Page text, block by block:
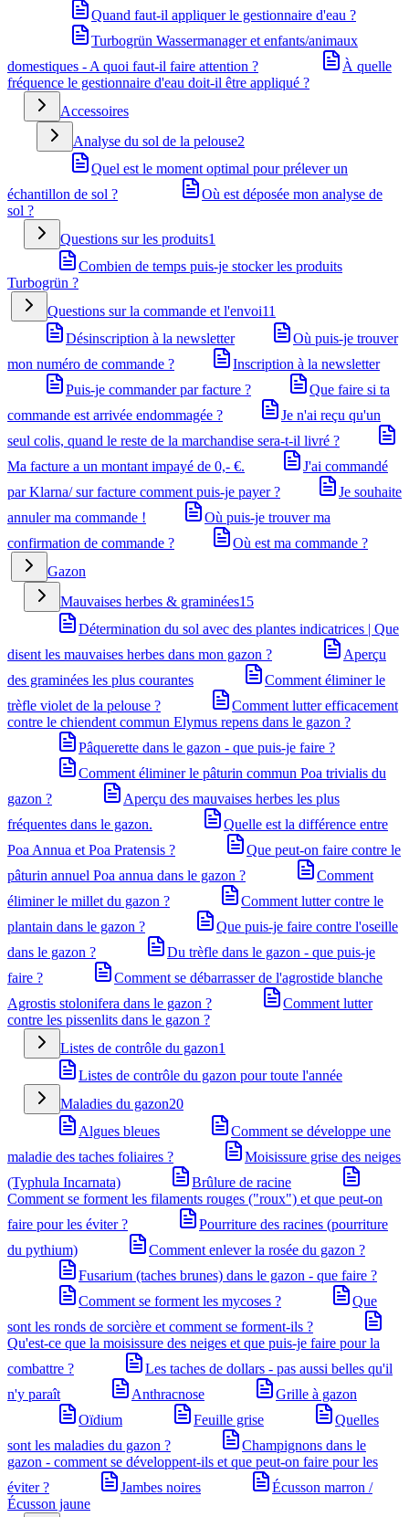
Quand faut-il appliquer le gestionnaire d'eau ?
Turbogrün Wassermanager et enfants/animaux
domestiques - A quoi faut-il faire attention ?
À quelle
fréquence le gestionnaire d'eau doit-il être appliqué ?
Accessoires
Analyse du sol de la pelouse2
Quel est le moment optimal pour prélever un
échantillon de sol ?
Où est déposée mon analyse de
sol ?
Questions sur les produits1
Combien de temps puis-je stocker les produits
Turbogrün ?
Questions sur la commande et l'envoi11
Désinscription à la newsletter
Où puis-je trouver
mon numéro de commande ?
Inscription à la newsletter
Puis-je commander par facture ?
Que faire si ta
commande est arrivée endommagée ?
Je n'ai reçu qu'un
seul colis, quand le reste de la marchandise sera-t-il livré ?
Ma facture a un montant impayé de 0,- €.
J'ai commandé
par Klarna/ sur facture comment puis-je payer ?
Je souhaite
annuler ma commande !
Où puis-je trouver ma
confirmation de commande ?
Où est ma commande ?
Gazon
Mauvaises herbes & graminées15
Détermination du sol avec des plantes indicatrices | Que
disent les mauvaises herbes dans mon gazon ?
Aperçu
des graminées les plus courantes
Comment éliminer le
trèfle violet de la pelouse ?
Comment lutter efficacement
contre le chiendent commun Elymus repens dans le gazon ?
Pâquerette dans le gazon - que puis-je faire ?
Comment éliminer le pâturin commun Poa trivialis du
gazon ?
Aperçu des mauvaises herbes les plus
fréquentes dans le gazon.
Quelle est la différence entre
Poa Annua et Poa Pratensis ?
Que peut-on faire contre le
pâturin annuel Poa annua dans le gazon ?
Comment
éliminer le millet du gazon ?
Comment lutter contre le
plantain dans le gazon ?
Que puis-je faire contre l'oseille
dans le gazon ?
Du trèfle dans le gazon - que puis-je
faire ?
Comment se débarrasser de l'agrostide blanche
Agrostis stolonifera dans le gazon ?
Comment lutter
contre les pissenlits dans le gazon ?
Listes de contrôle du gazon1
Listes de contrôle du gazon pour toute l'année
Maladies du gazon20
Algues bleues
Comment se développe une
maladie des taches foliaires ?
Moisissure grise des neiges
(Typhula Incarnata)
Brûlure de racine
Comment se forment les filaments rouges ("roux") et que peut-on
faire pour les éviter ?
Pourriture des racines (pourriture
du pythium)
Comment enlever la rosée du gazon ?
Fusarium (taches brunes) dans le gazon - que faire ?
Comment se forment les mycoses ?
Que
sont les ronds de sorcière et comment se forment-ils ?
Qu'est-ce que la moisissure des neiges et que puis-je faire pour la
combattre ?
Les taches de dollars - pas aussi belles qu'il
n'y paraît
Anthracnose
Grille à gazon
Oïdium
Feuille grise
Quelles
sont les maladies du gazon ?
Champignons dans le
gazon - comment se développent-ils et que peut-on faire pour les
éviter ?
Jambes noires
Écusson marron /
Écusson jaune